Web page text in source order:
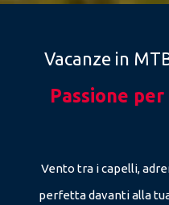
Vacanze in
Passione
Vento tra i capelli,
perfetta davanti alla